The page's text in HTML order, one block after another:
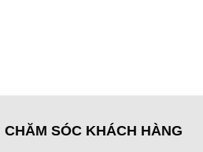
CHĂM SÓC KHÁCH HÀNG